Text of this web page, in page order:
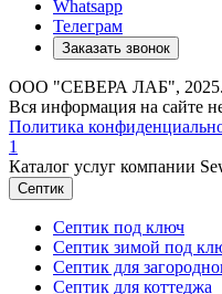
Whatsapp
Телеграм
Заказать звонок
ООО "СЕВЕРА ЛАБ", 2025.
Вся информация на сайте
Политика
1
Каталог услуг компании
Септик
Септик под ключ
Септик зимой под
Септик для
Септик для коттеджа